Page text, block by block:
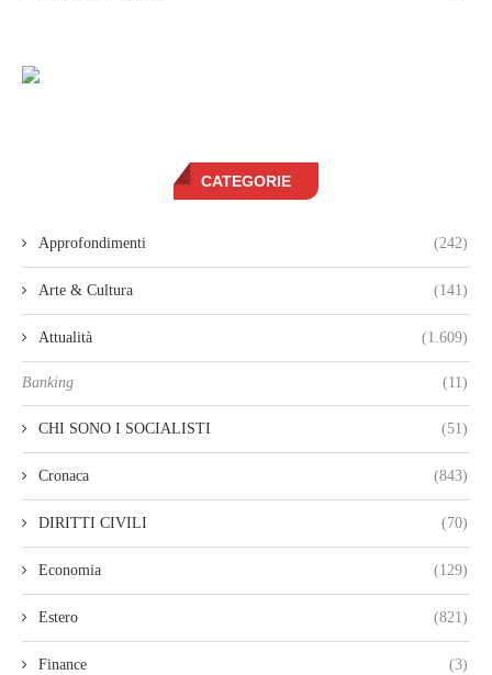
CATEGORIE
Approfondimenti (242)
Arte & Cultura (141)
Attualità (1.609)
Banking (11)
CHI SONO I SOCIALISTI (51)
Cronaca (843)
DIRITTI CIVILI (70)
Economia (129)
Estero (821)
Finance (3)